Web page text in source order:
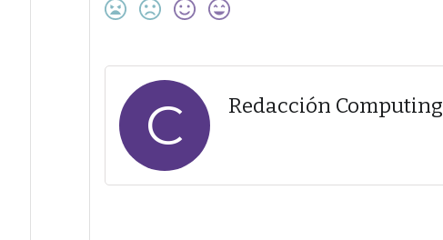
C Redacción Computing